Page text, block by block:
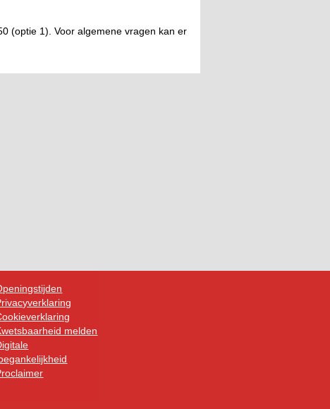
(optie 1). Voor algemene vragen kan er
melden